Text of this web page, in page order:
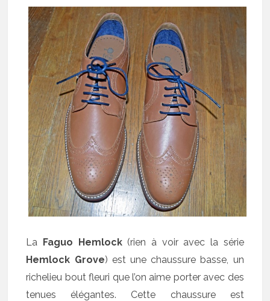
La Faguo Hemlock(rien à voir avec la série
Hemlock Grove) est une chaussure basse, un
richelieu bout fleuri que l’on aime porter avec des
tenues élégantes. Cette chaussure est